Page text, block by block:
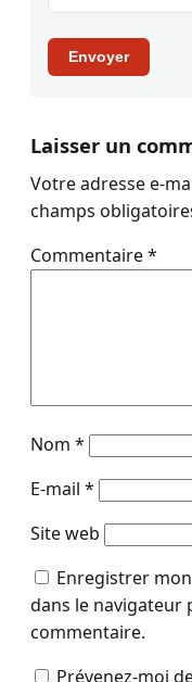
Envoyer
Laisser un
Votre adresse e-
champs
Commentaire*
Nom *
E-mail *
Site web
Enregistrer
dans le navigateur
commentaire.
Prévenez-moi